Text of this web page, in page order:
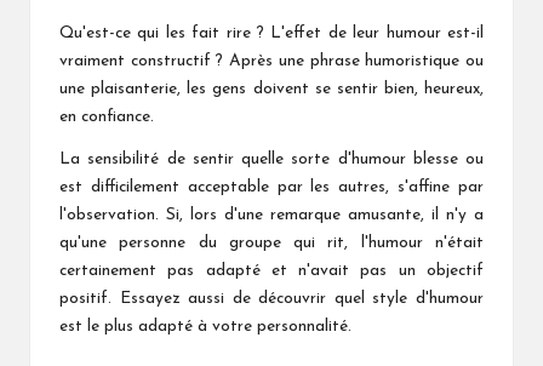
Qu'est-ce qui les fait rire ? L'effet de leur humour est-il
vraiment constructif ? Après une phrase humoristique ou
une plaisanterie, les gens doivent se sentir bien, heureux,
en confiance.
La sensibilité de sentir quelle sorte d'humour blesse ou
est difficilement acceptable par les autres, s'affine par
l'observation. Si, lors d'une remarque amusante, il n'y a
qu'une personne du groupe qui rit, l'humour n'était
certainement pas adapté et n'avait pas un objectif
positif. Essayez aussi de découvrir quel style d'humour
est le plus adapté à votre personnalité.